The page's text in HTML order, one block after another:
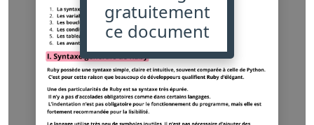
gratuitement
ce document